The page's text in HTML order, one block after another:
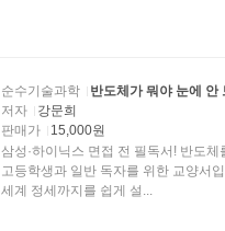
순수기술과학
반도체가 뭐야 눈에 안
저자
강문희
판매가
15,000원
삼성·하이닉스 면접 전 필독서! 반도
고등학생과 일반 독자를 위한 교양서
세계 정세까지를 쉽게 설...